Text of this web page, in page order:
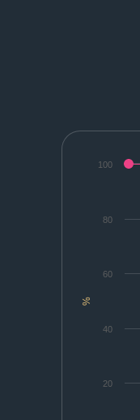
%
20
40
60
80
100